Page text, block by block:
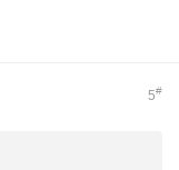
5#